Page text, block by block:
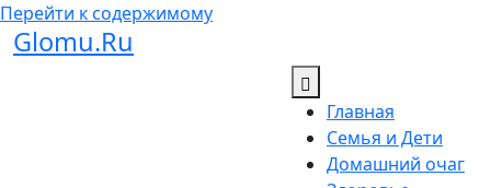
Перейти к содержимому
Glomu.Ru
Главная
Семья и Дети
Домашний очаг